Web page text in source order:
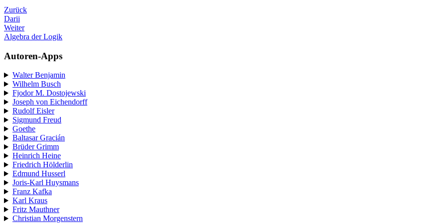
Zurück
Darii
Weiter
Algebra der Logik
Autoren-Apps
Walter Benjamin
Wilhelm Busch
Fjodor M. Dostojewski
Joseph von Eichendorff
Rudolf Eisler
Sigmund Freud
Goethe
Baltasar Gracián
Brüder Grimm
Heinrich Heine
Friedrich Hölderlin
Edmund Husserl
Joris-Karl Huysmans
Franz Kafka
Karl Kraus
Fritz Mauthner
Christian Morgenstern